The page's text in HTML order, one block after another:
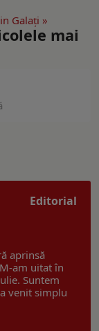
Galaţi »
mai
Editorial
aprinsă
am uitat în
Suntem
venit simplu